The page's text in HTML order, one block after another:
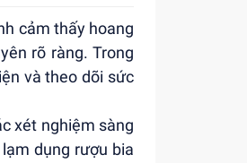
cảm thấy hoang
rõ ràng. Trong
và theo dõi sức
xét nghiệm sàng
dụng rượu bia